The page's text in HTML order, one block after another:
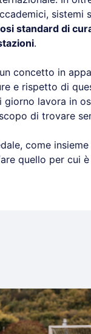
sistemi
standard di
.
concetto in
e rispetto di
giorno lavora in
di trovare
come
quello per cui